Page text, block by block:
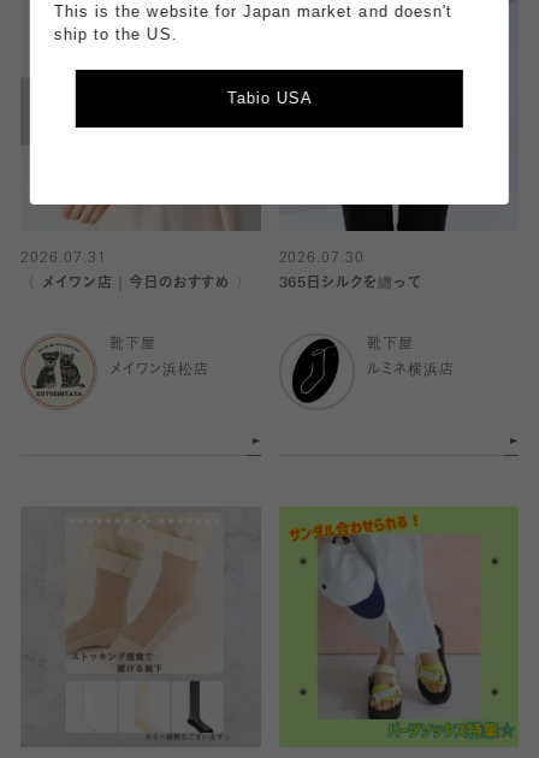
2026.07.31
〈 メイワン店｜今日のおすすめ 〉
靴下屋
メイワン浜松店
2026.07.30
365日シルクを纏って
靴下屋
ルミネ横浜店
This is the website for Japan market and doesn't
ship to the US.
Tabio USA